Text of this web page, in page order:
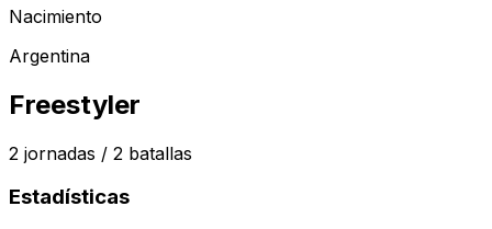
Nacimiento
Argentina
Freestyler
2 jornadas / 2 batallas
Estadísticas